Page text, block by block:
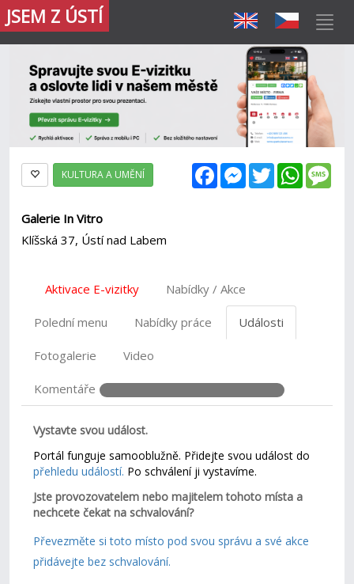
JSEM Z ÚSTÍ
FacebookMessenger
Twitter
KULTURA A UMĚNÍ
Galerie In Vitro
Klíšská 37, Ústí nad Labem
Aktivace E-vizitky Nabídky / Akce
Polední menu Nabídky práce Události
Fotogalerie Video
Komentáře
Vystavte svou událost.
Portál funguje samooblužně. Přidejte svou událost do
přehledu událostí. Po schválení ji vystavíme.
Jste provozovatelem nebo majitelem tohoto místa a
nechcete čekat na schvalování?
Převezměte si toto místo pod svou správu a své akce
přidávejte bez schvalování.